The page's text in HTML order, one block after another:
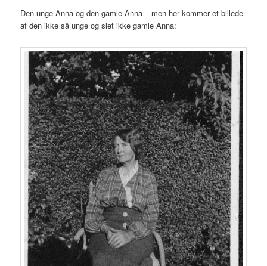
Den unge Anna og den gamle Anna – men her kommer et billede
af den ikke så unge og slet ikke gamle Anna: